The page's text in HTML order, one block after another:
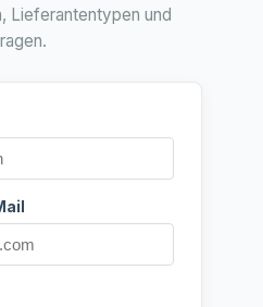
Lieferantentypen und